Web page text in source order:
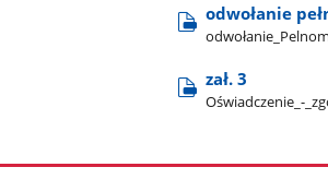
odwołanie
zał. 3
Oświadczenie​_-​